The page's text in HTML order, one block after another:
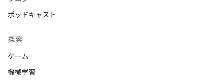
ポッドキャスト
探索
ゲーム
機械学習